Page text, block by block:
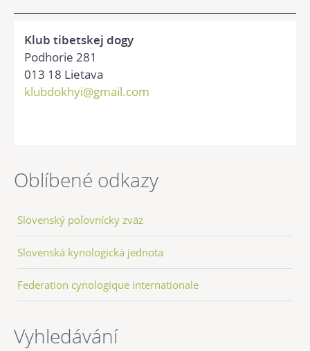
Klub tibetskej dogy
Podhorie 281
013 18 Lietava
klubdokhyi@gmail.com
Oblíbené odkazy
Slovenský poľovnícky zväz
Slovenská kynologická jednota
Federation cynologique internationale
Vyhledávání